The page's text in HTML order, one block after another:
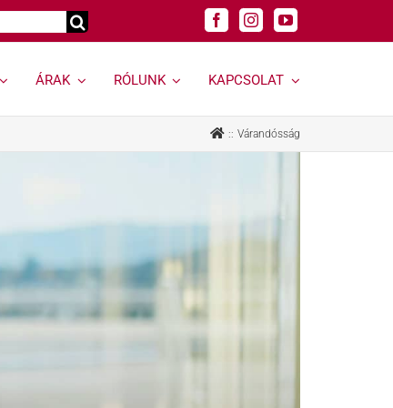
Genetikai
Öröklődő
Rák és rákhajlam
Felnőtt
szakrendelések »
Andrológiai Centrum
Diabetológia
ÁRAK RÓLUNK KAPCSOLAT
Várandósság